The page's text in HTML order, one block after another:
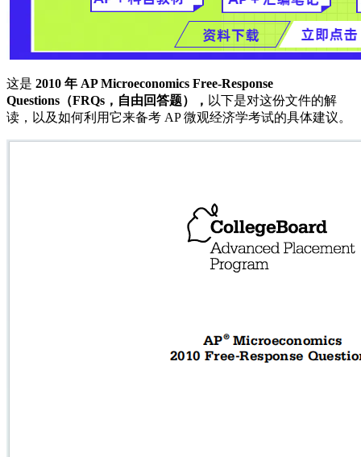
这是 2010 年 AP Microeconomics Free-Response
Questions（FRQs，自由回答题）， 以下是对这份文件的解
读，以及如何利用它来备考 AP 微观经济学考试的具体建议。